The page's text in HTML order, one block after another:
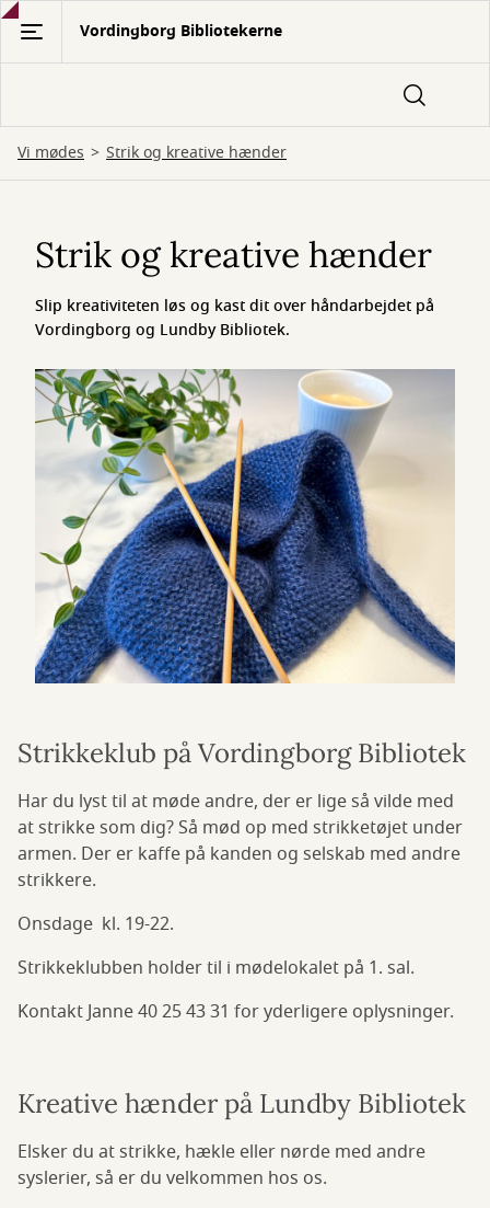
Gå
hovedindhold
Vordingborg Bibliotekerne
Vi mødes Strik og kreative hænder
hænder
Strik og kreative hænder
Slip kreativiteten løs og kast dit over håndarbejdet på
Vordingborg og Lundby Bibliotek.
Strikkeklub på Vordingborg Bibliotek
Har du lyst til at møde andre, der er lige så vilde med
at strikke som dig? Så mød op med strikketøjet under
armen. Der er kaffe på kanden og selskab med andre
strikkere.
Onsdage kl. 19-22.
Strikkeklubben holder til i mødelokalet på 1. sal.
Kontakt Janne 40 25 43 31 for yderligere oplysninger.
Kreative hænder på Lundby Bibliotek
Elsker du at strikke, hækle eller nørde med andre
syslerier, så er du velkommen hos os.